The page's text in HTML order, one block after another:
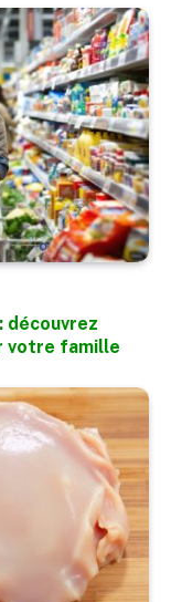
découvrez
votre famille